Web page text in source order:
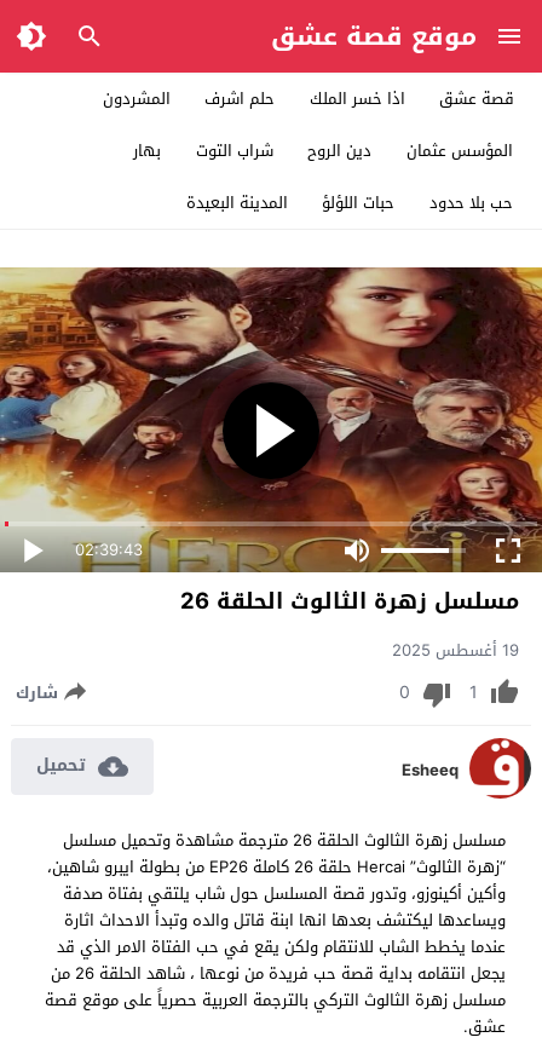
موقع قصة عشق
قصة عشق اذا خسر الملك حلم اشرف
المشردون
المؤسس عثمان
دين الروح شراب التوت
بهار
حب بلا حدود
حبات اللؤلؤ المدينة البعيدة
02:39:43
مسلسل زهرة الثالوث الحلقة 26
19 أغسطس 2025
1
0 شارك
Esheeq تحميل
مسلسل زهرة الثالوث الحلقة 26 مترجمة مشاهدة وتحميل مسلسل
“زهرة الثالوث” Hercai حلقة 26 كاملة EP26 من بطولة ايبرو شاهين،
وأكين أكينوزو، وتدور قصة المسلسل حول شاب يلتقي بفتاة صدفة
ويساعدها ليكتشف بعدها انها ابنة قاتل والده وتبدأ الاحداث اثارة
عندما يخطط الشاب للانتقام ولكن يقع في حب الفتاة الامر الذي قد
يجعل انتقامه بداية قصة حب فريدة من نوعها ، شاهد الحلقة 26 من
مسلسل زهرة الثالوث التركي بالترجمة العربية حصرياً على موقع قصة
عشق.